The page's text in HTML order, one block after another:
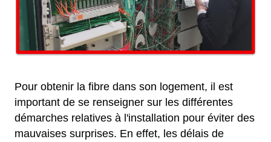
Pour obtenir la fibre dans son logement, il est
important de se renseigner sur les différentes
démarches relatives à l'installation pour éviter des
mauvaises surprises. En effet, les délais de